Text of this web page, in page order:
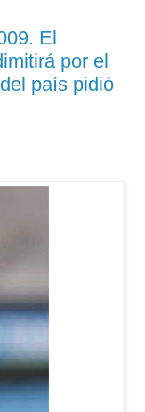
El
por el
país pidió